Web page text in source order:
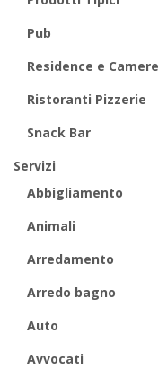
Pub
Residence e Camere
Ristoranti Pizzerie
Snack Bar
Servizi
Abbigliamento
Animali
Arredamento
Arredo bagno
Auto
Avvocati